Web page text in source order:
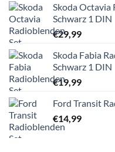
Skoda Octavia
Schwarz 1 DIN
€29,99
Skoda Fabia
Schwarz 1 DIN
€19,99
Ford Transit
€14,99